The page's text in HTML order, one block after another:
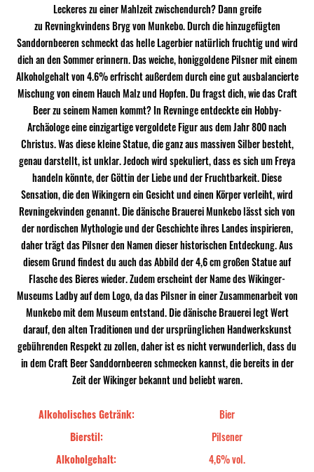
Leckeres zu einer Mahlzeit zwischendurch? Dann greife
zuRevningkvindens Brygvon Munkebo. Durch die hinzugefügten
Sanddornbeeren schmeckt das helle Lagerbier natürlich fruchtig und wird
dich an den Sommer erinnern. Das weiche, honiggoldene Pilsner mit einem
Alkoholgehalt von 4.6% erfrischt außerdem durch eine gut ausbalancierte
Mischung von einem Hauch Malz und Hopfen. Du fragst dich, wie das Craft
Beer zu seinem Namen kommt? In Revninge entdeckte ein Hobby-
Archäologe eine einzigartige vergoldete Figur aus dem Jahr 800 nach
Christus. Was diese kleine Statue, die ganz aus massiven Silber besteht,
genau darstellt, ist unklar. Jedoch wird spekuliert, dass es sich um Freya
handeln könnte, der Göttin der Liebe und der Fruchtbarkeit. Diese
Sensation, die den Wikingern ein Gesicht und einen Körper verleiht, wird
Revningekvinden genannt. Die dänische Brauerei Munkebo lässt sich von
der nordischen Mythologie und der Geschichte ihres Landes inspirieren,
daher trägt das Pilsner den Namen dieser historischen Entdeckung. Aus
diesem Grund findest du auch das Abbild der 4,6 cm großen Statue auf
Flasche des Bieres wieder. Zudem erscheint der Name des Wikinger-
Museums Ladby auf dem Logo, da das Pilsner in einer Zusammenarbeit von
Munkebo mit dem Museum entstand. Die dänische Brauerei legt Wert
darauf, den alten Traditionen und der ursprünglichen Handwerkskunst
gebührenden Respekt zu zollen, daher ist es nicht verwunderlich, dass du
in dem Craft Beer Sanddornbeeren schmecken kannst, die bereits in der
Zeit der Wikinger bekannt und beliebt waren.
Alkoholisches Getränk:
Bier
Bierstil:
Pilsener
Alkoholgehalt:
4,6% vol.